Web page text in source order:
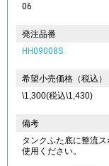
06
発注品番
HH09008S
希望小売価格（税込）
\1,300(税込\1,430)
備考
タンクふた底に整流
使用ください。